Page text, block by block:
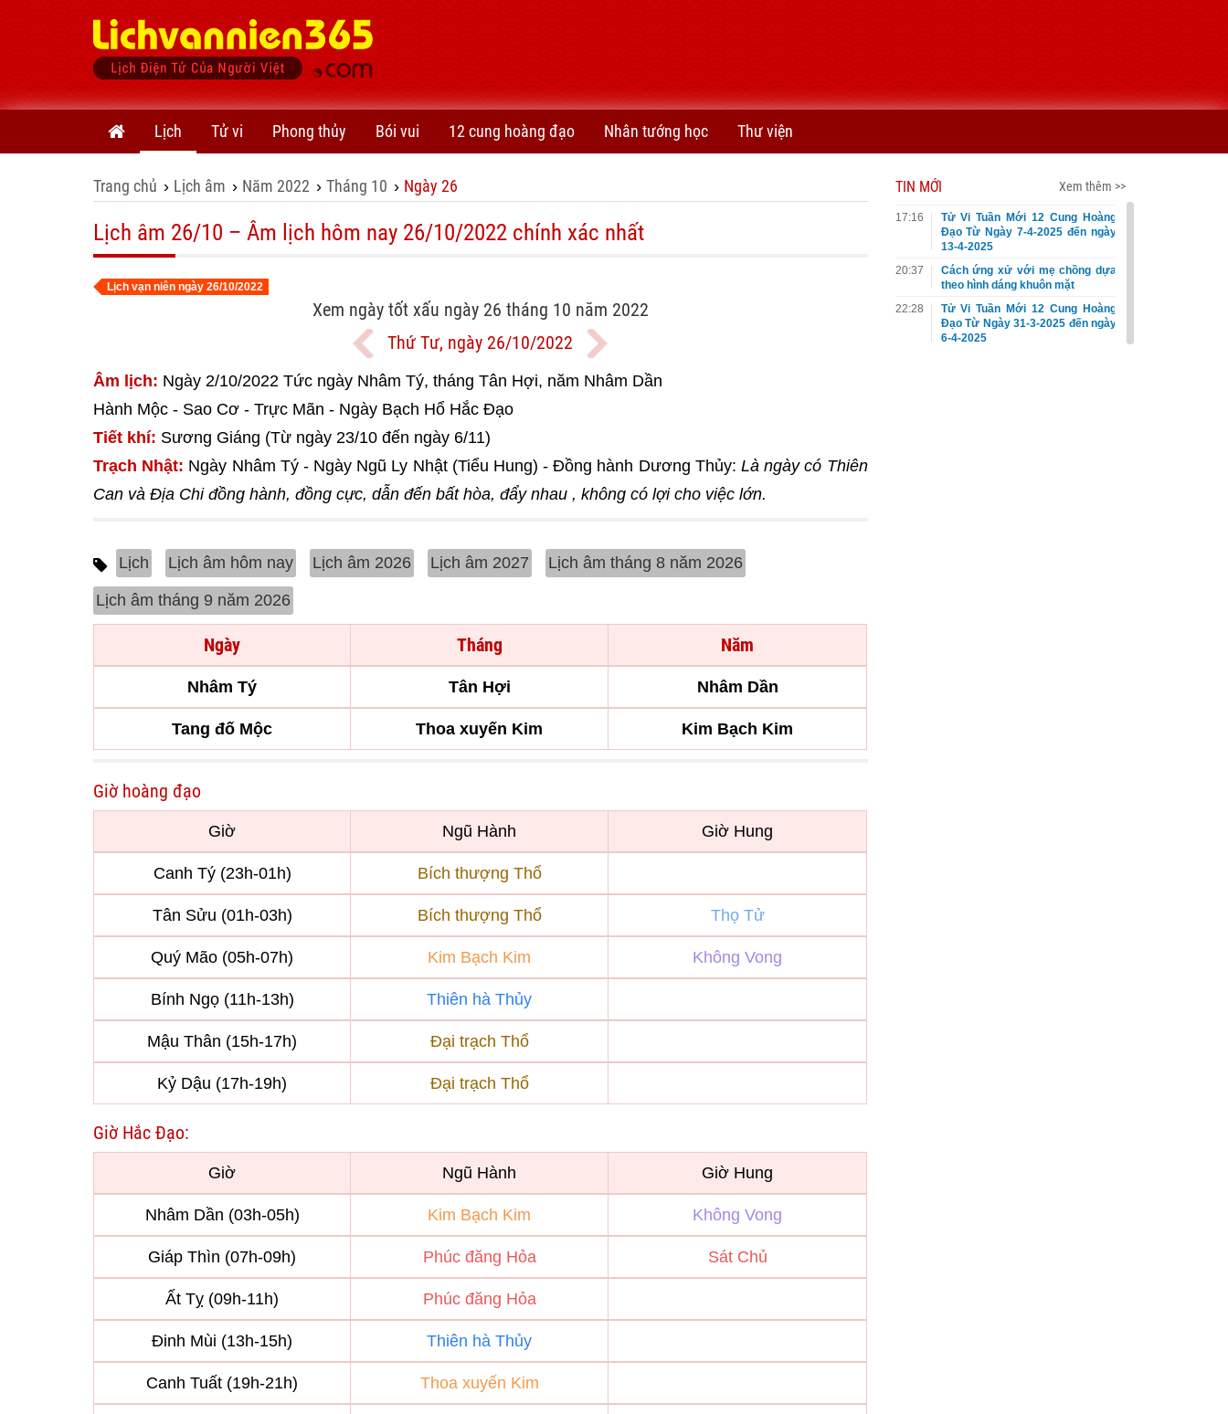
Lịch Tử vi Phong thủy Bói vui 12 cung hoàng đạo Nhân tướng học Thư viện
Trang chủ › Lịch âm › Năm 2022 › Tháng 10 › Ngày 26
Lịch âm 26/10 – Âm lịch hôm nay 26/10/2022 chính xác nhất
Lịch vạn niên ngày 26/10/2022
Xem ngày tốt xấu ngày 26 tháng 10 năm 2022
Thứ Tư, ngày 26/10/2022
Âm lịch: Ngày 2/10/2022 Tức ngày Nhâm Tý, tháng Tân Hợi, năm Nhâm Dần
Hành Mộc - Sao Cơ - Trực Mãn - Ngày Bạch Hổ Hắc Đạo
Tiết khí: Sương Giáng (Từ ngày 23/10 đến ngày 6/11)
Trạch Nhật: Ngày Nhâm Tý - Ngày Ngũ Ly Nhật (Tiểu Hung) - Đồng hành Dương Thủy: Là ngày có Thiên
Can và Địa Chi đồng hành, đồng cực, dẫn đến bất hòa, đẩy nhau , không có lợi cho việc lớn.
Lịch Lịch âm hôm nay Lịch âm 2026 Lịch âm 2027 Lịch âm tháng 8 năm 2026
Lịch âm tháng 9 năm 2026
Ngày Tháng Năm
Nhâm Tý Tân Hợi Nhâm Dần
Tang đố Mộc Thoa xuyến Kim Kim Bạch Kim
Giờ hoàng đạo
Giờ Ngũ Hành Giờ Hung
Canh Tý (23h-01h) Bích thượng Thổ
Tân Sửu (01h-03h) Bích thượng Thổ Thọ Tử
Quý Mão (05h-07h) Kim Bạch Kim Không Vong
Bính Ngọ (11h-13h) Thiên hà Thủy
Mậu Thân (15h-17h) Đại trạch Thổ
Kỷ Dậu (17h-19h) Đại trạch Thổ
Giờ Hắc Đạo:
Giờ Ngũ Hành Giờ Hung
Nhâm Dần (03h-05h) Kim Bạch Kim Không Vong
Giáp Thìn (07h-09h) Phúc đăng Hỏa Sát Chủ
Ất Tỵ (09h-11h) Phúc đăng Hỏa
Đinh Mùi (13h-15h) Thiên hà Thủy
Canh Tuất (19h-21h) Thoa xuyến Kim
TIN MỚI Xem thêm >>
17:16
Tử Vi Tuần Mới 12 Cung Hoàng
Đạo Từ Ngày 7-4-2025 đến ngày
13-4-2025
20:37
Cách ứng xử với mẹ chồng dựa
theo hình dáng khuôn mặt
22:28
Tử Vi Tuần Mới 12 Cung Hoàng
Đạo Từ Ngày 31-3-2025 đến ngày
6-4-2025